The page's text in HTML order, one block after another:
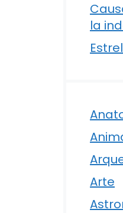
la
Arte